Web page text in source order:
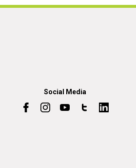
Social Media